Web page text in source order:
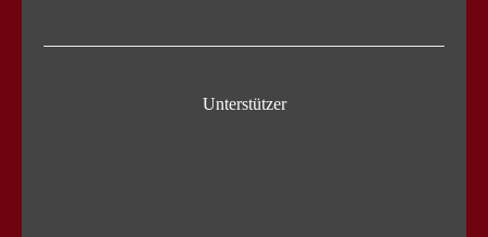
Unterstützer